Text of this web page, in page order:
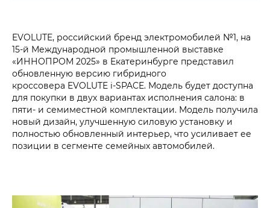
EVOLUTE, российский бренд электромобилей №1, на
15-й Международной промышленной выставке
«ИННОПРОМ 2025» в Екатеринбурге представил
обновленную версию гибридного
кроссовера EVOLUTE i‑SPACE. Модель будет доступна
для покупки в двух вариантах исполнения салона: в
пяти- и семиместной комплектации. Модель получила
новый дизайн, улучшенную силовую установку и
полностью обновленный интерьер, что усиливает ее
позиции в сегменте семейных автомобилей.